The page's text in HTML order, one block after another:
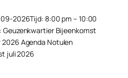
2026Tijd: 8:00 pm – 10:00
Geuzenkwartier Bijeenkomst
Agenda Notulen
juli 2026